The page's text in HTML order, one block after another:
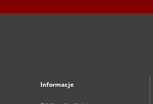
Informacje